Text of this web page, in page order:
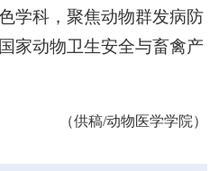
学科，聚焦动物群发病防
家动物卫生安全与畜禽产
（供稿/动物医学学院）